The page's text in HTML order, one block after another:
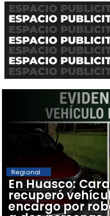
​En Huasco:
recuperó
encargo por
Regional